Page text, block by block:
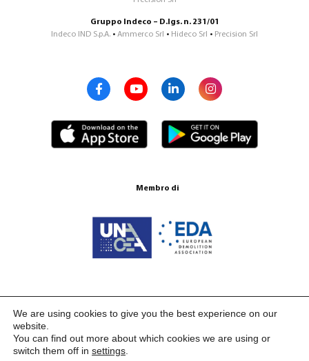
Gruppo Indeco – D.lgs. n. 231/01
Indeco IND S.p.A. • Ammerco Srl • Hideco Srl • Precision Srl
Membro di
We are using cookies to give you the best experience on our
website.
You can find out more about which cookies we are using or
switch them off in settings